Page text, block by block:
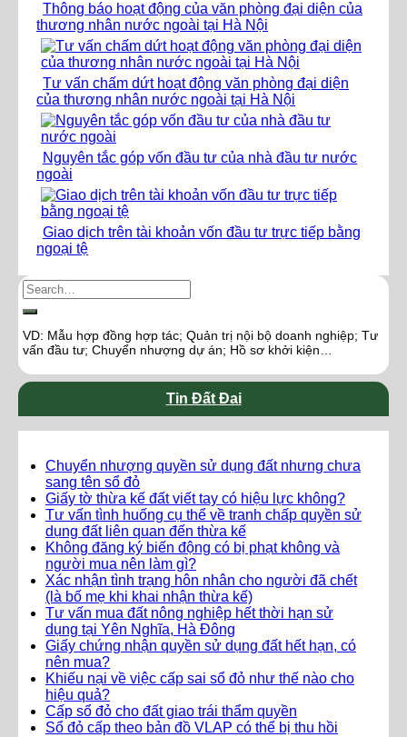
Thông báo hoạt động của văn phòng đại diện của
thương nhân nước ngoài tại Hà Nội
Tư vấn chấm dứt hoạt động văn phòng đại diện
của thương nhân nước ngoài tại Hà Nội
Nguyên tắc góp vốn đầu tư của nhà đầu tư nước
ngoài
Giao dịch trên tài khoản vốn đầu tư trực tiếp bằng
ngoại tệ
VD: Mẫu hợp đồng hợp tác; Quản trị nội bộ doanh nghiệp; Tư
vấn đầu tư; Chuyển nhượng dự án; Hồ sơ khởi kiện…
Tin Đất Đai
Chuyển nhượng quyền sử dụng đất nhưng chưa
sang tên sổ đỏ
Giấy tờ thừa kế đất viết tay có hiệu lực không?
Tư vấn tình huống cụ thể về tranh chấp quyền sử
dụng đất liên quan đến thừa kế
Không đăng ký biến động có bị phạt không và
người mua nên làm gì?
Xác nhận tình trạng hôn nhân cho người đã chết
(là bố mẹ khi khai nhận thừa kế)
Tư vấn mua đất nông nghiệp hết thời hạn sử
dụng tại Yên Nghĩa, Hà Đông
Giấy chứng nhận quyền sử dụng đất hết hạn, có
nên mua?
Khiếu nại về việc cấp sai sổ đỏ như thế nào cho
hiệu quả?
Cấp sổ đỏ cho đất giao trái thẩm quyền
Sổ đỏ cấp theo bản đồ VLAP có thể bị thu hồi